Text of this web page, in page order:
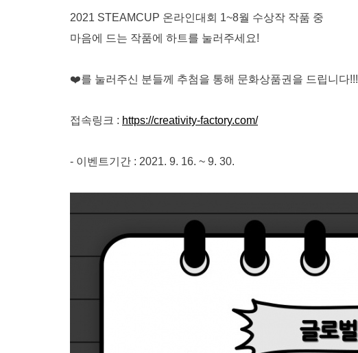
2021 STEAMCUP 온라인대회 1~8월 수상작 작품 중
마음에 드는 작품에 하트를 눌러주세요!
❤️를 눌러주신 분들께 추첨을 통해 문화상품권을 드립니다!!!
접속링크 : https://creativity-factory.com/
- 이벤트기간 : 2021. 9. 16. ~ 9. 30.